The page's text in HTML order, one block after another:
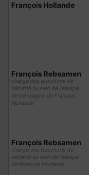
François Hollande
François Rebsamen
chargé des questions de
sécurité au sein de l'équipe
de campagne de François
Hollande
François Rebsamen
chargé des questions de
sécurité au sein de l'équipe
de François Hollande